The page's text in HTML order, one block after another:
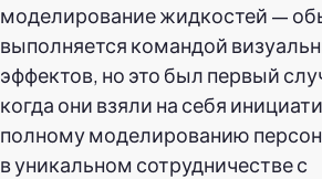
моделирование жидкостей —
выполняется командой
эффектов, но это был первый
когда они взяли на себя
полному моделированию
в уникальном сотрудничестве с